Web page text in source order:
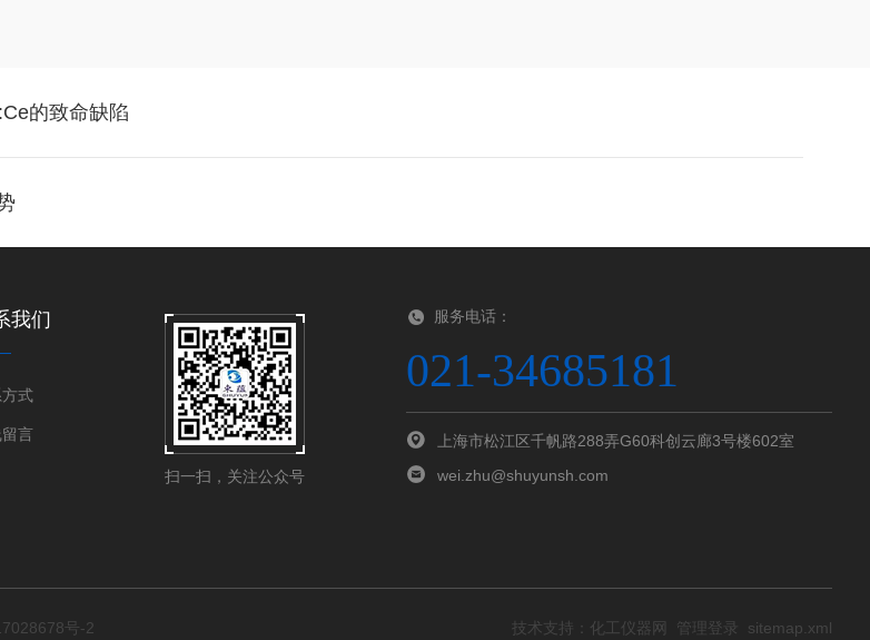
的致命缺陷
我们
式
言
扫一扫，关注公众号
服务电话：
021-34685181
上海市松江区千帆路288弄G60科创云廊3号楼602室
wei.zhu@shuyunsh.com
号-2 技术支持： 化工仪器网 管理登录 sitemap.xml